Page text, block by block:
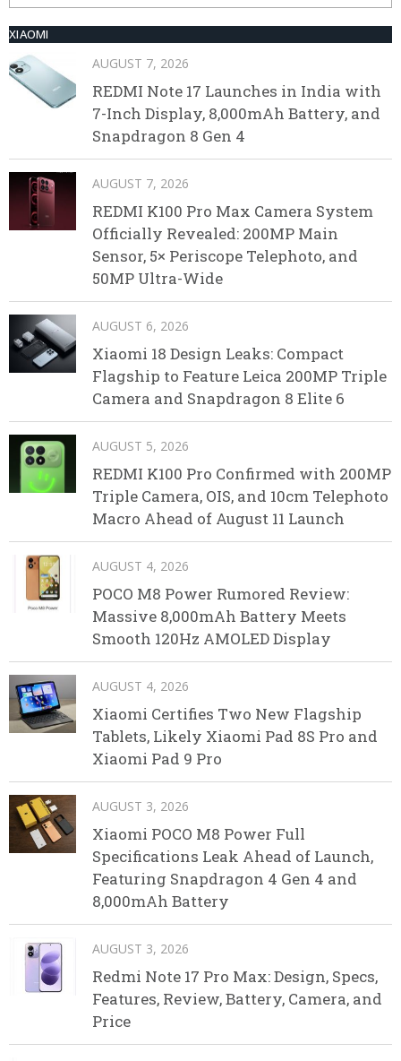
XIAOMI
AUGUST 7, 2026
REDMI Note 17 Launches in India with
7-Inch Display, 8,000mAh Battery, and
Snapdragon 8 Gen 4
AUGUST 7, 2026
REDMI K100 Pro Max Camera System
Officially Revealed: 200MP Main
Sensor, 5× Periscope Telephoto, and
50MP Ultra-Wide
AUGUST 6, 2026
Xiaomi 18 Design Leaks: Compact
Flagship to Feature Leica 200MP Triple
Camera and Snapdragon 8 Elite 6
AUGUST 5, 2026
REDMI K100 Pro Confirmed with 200MP
Triple Camera, OIS, and 10cm Telephoto
Macro Ahead of August 11 Launch
AUGUST 4, 2026
POCO M8 Power Rumored Review:
Massive 8,000mAh Battery Meets
Smooth 120Hz AMOLED Display
AUGUST 4, 2026
Xiaomi Certifies Two New Flagship
Tablets, Likely Xiaomi Pad 8S Pro and
Xiaomi Pad 9 Pro
AUGUST 3, 2026
Xiaomi POCO M8 Power Full
Specifications Leak Ahead of Launch,
Featuring Snapdragon 4 Gen 4 and
8,000mAh Battery
AUGUST 3, 2026
Redmi Note 17 Pro Max: Design, Specs,
Features, Review, Battery, Camera, and
Price